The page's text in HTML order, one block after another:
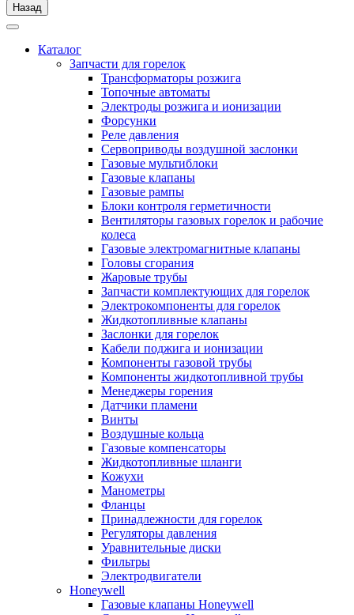
Назад
Каталог
Запчасти для горелок
Трансформаторы розжига
Топочные автоматы
Электроды розжига и ионизации
Форсунки
Реле давления
Сервоприводы воздушной заслонки
Газовые мультиблоки
Газовые клапаны
Газовые рампы
Блоки контроля герметичности
Вентиляторы газовых горелок и рабочие
колеса
Газовые электромагнитные клапаны
Головы сгорания
Жаровые трубы
Запчасти комплектующих для горелок
Электрокомпоненты для горелок
Жидкотопливные клапаны
Заслонки для горелок
Кабели поджига и ионизации
Компоненты газовой трубы
Компоненты жидкотопливной трубы
Менеджеры горения
Датчики пламени
Винты
Воздушные кольца
Газовые компенсаторы
Жидкотопливные шланги
Кожухи
Манометры
Фланцы
Принадлежности для горелок
Регуляторы давления
Уравнительные диски
Фильтры
Электродвигатели
Honeywell
Газовые клапаны Honeywell